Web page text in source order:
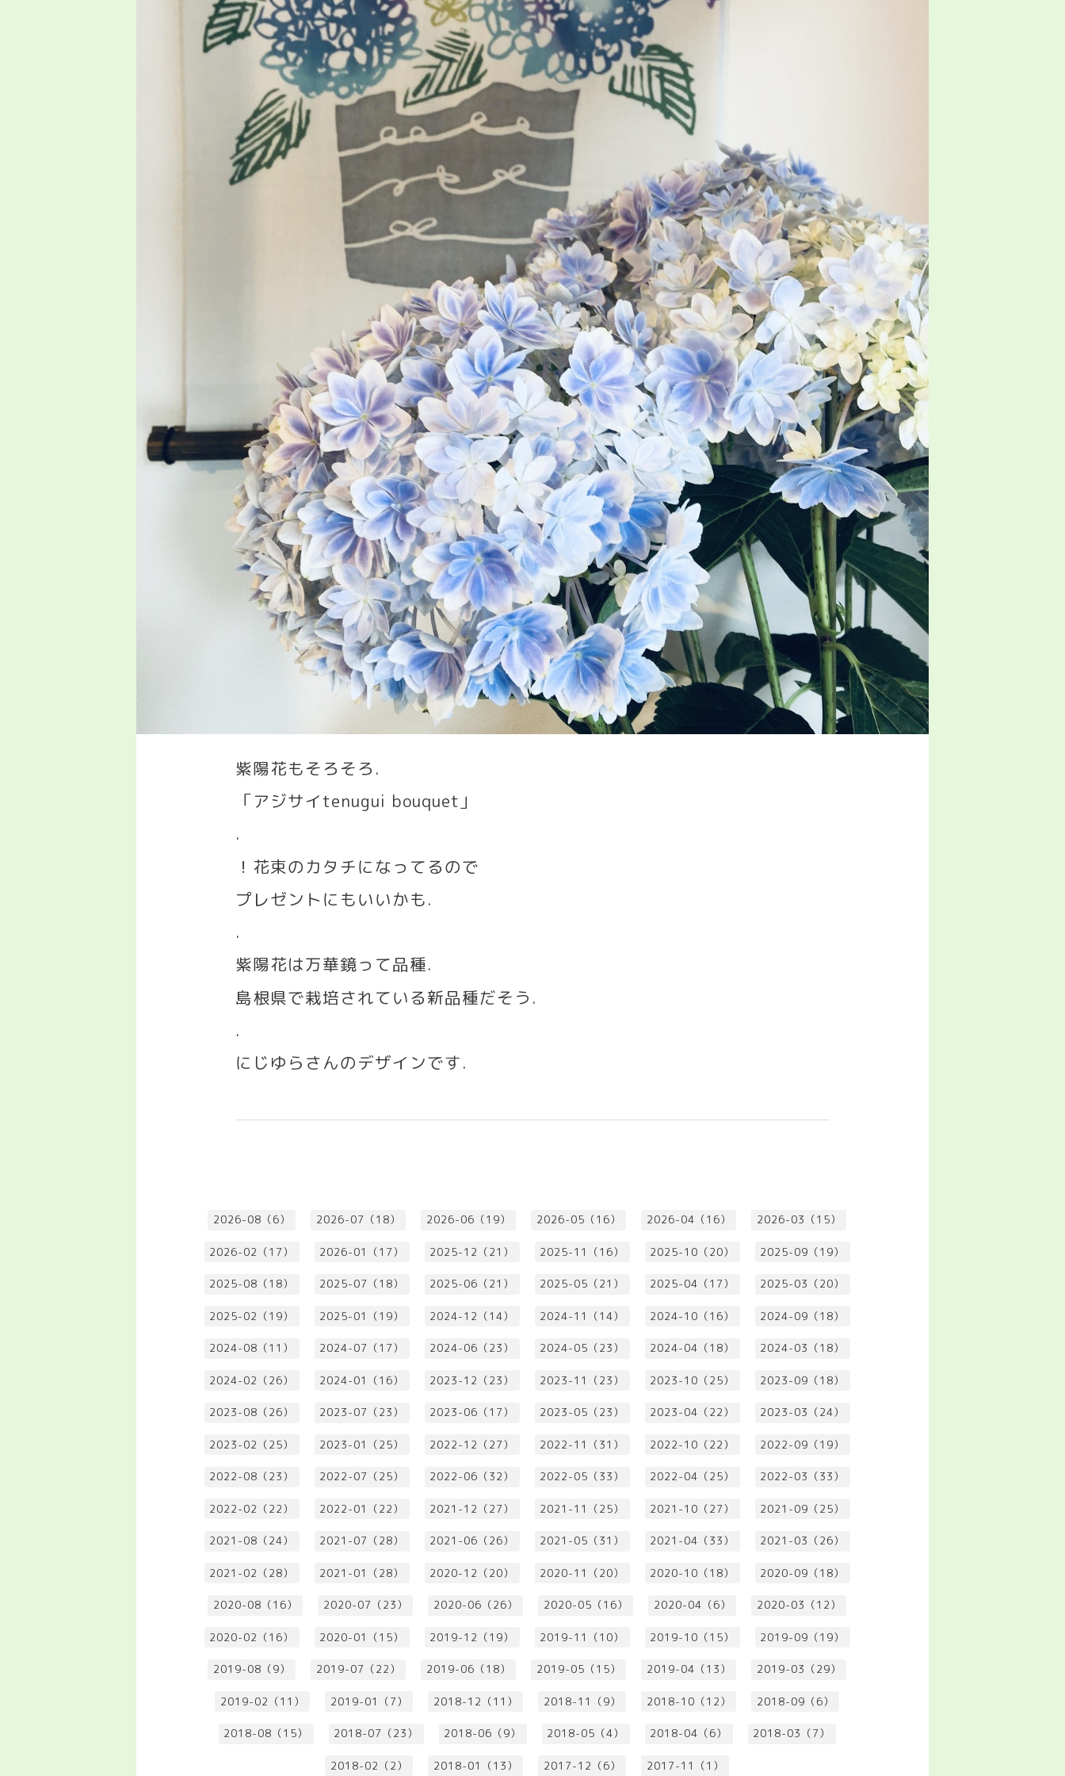
紫陽花もそろそろ .
「アジサイtenugui bouquet 」
.
！花束のカタチになってるので
プレゼントにもいいかも.
.
紫陽花は万華鏡って品種.
島根県で栽培されている新品種だそう .
.
にじゆらさんのデザインです.
2026-08（6） 2026-07（18） 2026-06（19） 2026-05（16） 2026-04（16） 2026-03（15）
2026-02（17） 2026-01（17） 2025-12（21） 2025-11（16） 2025-10（20） 2025-09（19）
2025-08（18） 2025-07（18） 2025-06（21） 2025-05（21） 2025-04（17） 2025-03（20）
2025-02（19） 2025-01（19） 2024-12（14） 2024-11（14） 2024-10（16） 2024-09（18）
2024-08（11） 2024-07（17） 2024-06（23） 2024-05（23） 2024-04（18） 2024-03（18）
2024-02（26） 2024-01（16） 2023-12（23） 2023-11（23） 2023-10（25） 2023-09（18）
2023-08（26） 2023-07（23） 2023-06（17） 2023-05（23） 2023-04（22） 2023-03（24）
2023-02（25） 2023-01（25） 2022-12（27） 2022-11（31） 2022-10（22） 2022-09（19）
2022-08（23） 2022-07（25） 2022-06（32） 2022-05（33） 2022-04（25） 2022-03（33）
2022-02（22） 2022-01（22） 2021-12（27） 2021-11（25） 2021-10（27） 2021-09（25）
2021-08（24） 2021-07（28） 2021-06（26） 2021-05（31） 2021-04（33） 2021-03（26）
2021-02（28） 2021-01（28） 2020-12（20） 2020-11（20） 2020-10（18） 2020-09（18）
2020-08（16） 2020-07（23） 2020-06（26） 2020-05（16） 2020-04（6） 2020-03（12）
2020-02（16） 2020-01（15） 2019-12（19） 2019-11（10） 2019-10（15） 2019-09（19）
2019-08（9） 2019-07（22） 2019-06（18） 2019-05（15） 2019-04（13） 2019-03（29）
2019-02（11） 2019-01（7） 2018-12（11） 2018-11（9） 2018-10（12） 2018-09（6）
2018-08（15） 2018-07（23） 2018-06（9） 2018-05（4） 2018-04（6） 2018-03（7）
2018-02（2） 2018-01（13） 2017-12（6） 2017-11（1）